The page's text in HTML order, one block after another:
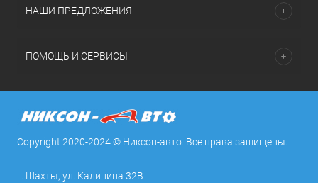
НАШИ ПРЕДЛОЖЕНИЯ
ПОМОЩЬ И СЕРВИСЫ
Copyright 2020-2024 © Никсон-авто. Все права защищены.
г. Шахты, ул. Калинина 32В